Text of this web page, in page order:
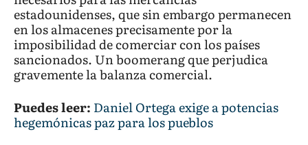
estadounidenses, que sin embargo permanecen
en los almacenes precisamente por la
imposibilidad de comerciar con los países
sancionados. Un boomerang que perjudica
gravemente la balanza comercial.
Puedes leer: Daniel Ortega exige a potencias
hegemónicas paz para los pueblos